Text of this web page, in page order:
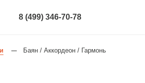
8 (499) 346-70-78
— Баян / Аккордеон / Гармонь